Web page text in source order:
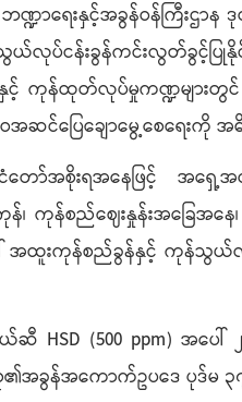
ဏ္ဍာရေးနှင့်အခွန်ဝန်ကြီးဌာ
လုပ်ငန်းခွန်ကင်းလွတ်ခွင့်ပြုနိုင်
နှင့် ကုန်ထုတ်လုပ်မှုကဏ္ဍများတွ
အဆင်ပြေချောမွေ့စေရေးကို အ
ော်အစိုးရအနေဖြင့် အရှေ့အလ
၊ ကုန်စည်ဈေးနှုန်းအခြေအန
အထူးကုန်စည်ခွန်နှင့် ကုန်သွယ်
ဆီ HSD (500 ppm) အပ
၏အခွန်အကောက်ဥပဒေ ပုဒ်မ